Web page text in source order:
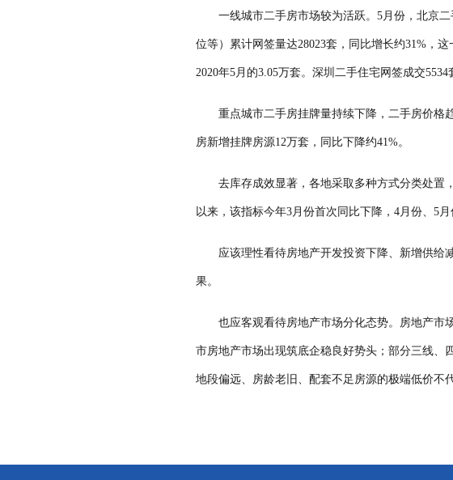
一线城市二手房市场较为活跃。5月份，北京
位等）累计网签量达28023套，同比增长约31%，
2020年5月的3.05万套。深圳二手住宅网签成交
重点城市二手房挂牌量持续下降，二手房价格
房新增挂牌房源12万套，同比下降约41%。
去库存成效显著，各地采取多种方式分类处置
以来，该指标今年3月份首次同比下降，4月份、5月
应该理性看待房地产开发投资下降、新增供给
果。
也应客观看待房地产市场分化态势。房地产市
市房地产市场出现筑底企稳良好势头；部分三线、
地段偏远、房龄老旧、配套不足房源的极端低价不